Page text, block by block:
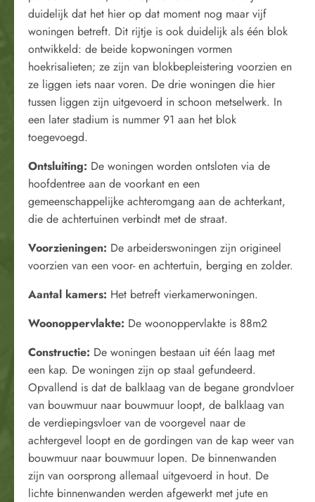
duidelijk dat het hier op dat moment nog maar vijf
woningen betreft. Dit rijtje is ook duidelijk als één blok
ontwikkeld: de beide kopwoningen vormen
hoekrisalieten; ze zijn van blokbepleistering voorzien en
ze liggen iets naar voren. De drie woningen die hier
tussen liggen zijn uitgevoerd in schoon metselwerk. In
een later stadium is nummer 91 aan het blok
toegevoegd.
Ontsluiting: De woningen worden ontsloten via de
hoofdentree aan de voorkant en een
gemeenschappelijke achteromgang aan de achterkant,
die de achtertuinen verbindt met de straat.
Voorzieningen: De arbeiderswoningen zijn origineel
voorzien van een voor- en achtertuin, berging en zolder.
Aantal kamers: Het betreft vierkamerwoningen.
Woonoppervlakte: De woonoppervlakte is 88m2
Constructie: De woningen bestaan uit één laag met
een kap. De woningen zijn op staal gefundeerd.
Opvallend is dat de balklaag van de begane grondvloer
van bouwmuur naar bouwmuur loopt, de balklaag van
de verdiepingsvloer van de voorgevel naar de
achtergevel loopt en de gordingen van de kap weer van
bouwmuur naar bouwmuur lopen. De binnenwanden
zijn van oorsprong allemaal uitgevoerd in hout. De
lichte binnenwanden werden afgewerkt met jute en